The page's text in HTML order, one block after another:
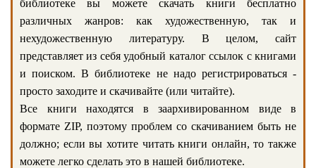
библиотеке вы можете скачать книги бесплатно
различных жанров: как художественную, так и
нехудожественную литературу. В целом, сайт
представляет из себя удобный каталог ссылок с книгами
и поиском. В библиотеке не надо регистрироваться -
просто заходите и скачивайте (или читайте).
Все книги находятся в заархивированном виде в
формате ZIP, поэтому проблем со скачиванием быть не
должно; если вы хотите читать книги онлайн, то также
можете легко сделать это в нашей библиотеке.